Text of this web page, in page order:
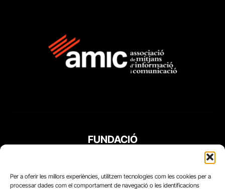
Per a oferir les millors experiències, utilitzem tecnologies com les cookies per a
processar dades com el comportament de navegació o les identificacions
FUNDACIÓ